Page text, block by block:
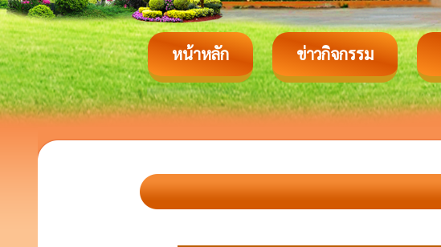
หน้าหลัก ข่าวกิจกรรม